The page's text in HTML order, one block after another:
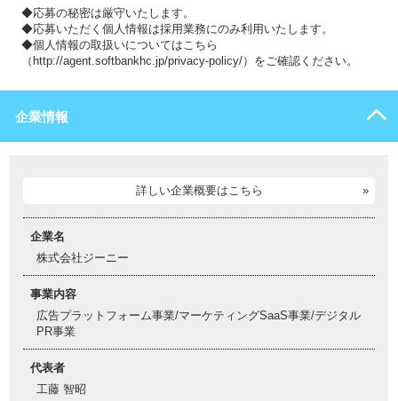
◆応募の秘密は厳守いたします。
◆応募いただく個人情報は採用業務にのみ利用いたします。
◆個人情報の取扱いについてはこちら
（http://agent.softbankhc.jp/privacy-policy/）をご確認ください。
企業情報
詳しい企業概要はこちら
企業名
株式会社ジーニー
事業内容
広告プラットフォーム事業/マーケティングSaaS事業/デジタル
PR事業
代表者
工藤 智昭